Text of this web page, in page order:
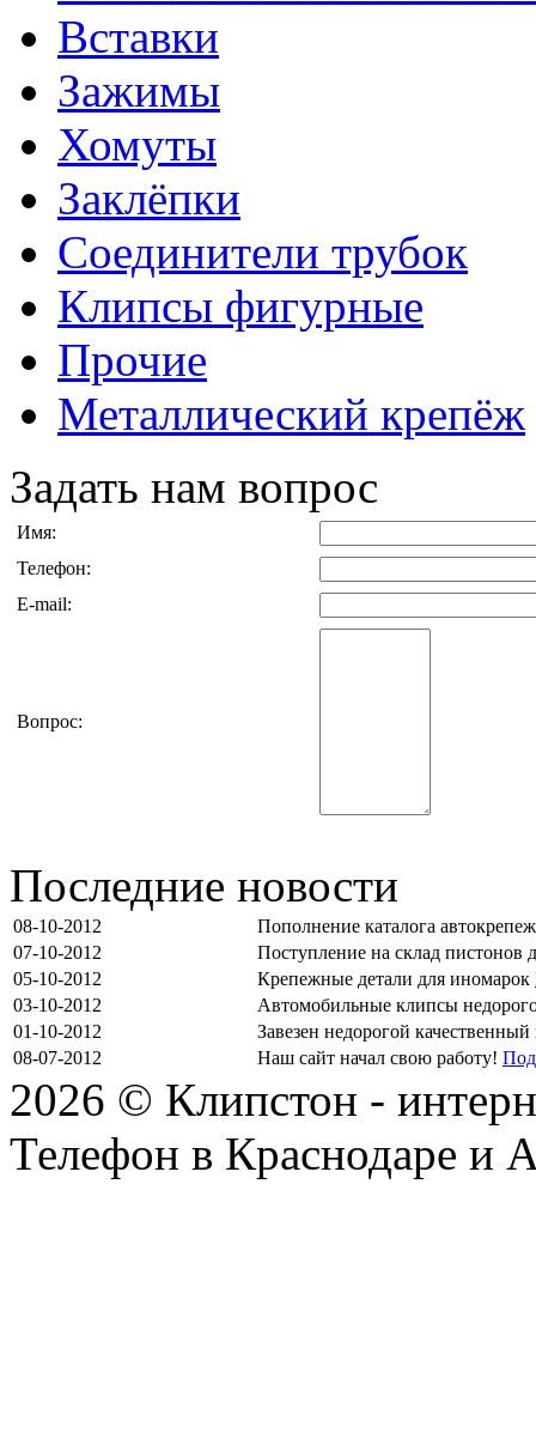
Вставки
Зажимы
Хомуты
Заклёпки
Соединители трубок
Клипсы фигурные
Прочие
Металлический крепёж
Задать нам вопрос
Имя:
Телефон:
E-mail:
Вопрос:
Последние новости
08-10-2012
Пополнение каталога
07-10-2012
Поступление на склад пистонов
05-10-2012
Крепежные детали для иномарок
03-10-2012
Автомобильные клипсы
01-10-2012
Завезен недорогой
08-07-2012
Наш сайт начал свою работу!
2026 © Клипстон -
Телефон в Краснодаре и